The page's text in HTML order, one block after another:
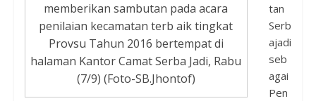
memberikan sambutan pada acara
penilaian kecamatan terb aik tingkat
Provsu Tahun 2016 bertempat di
halaman Kantor Camat Serba Jadi, Rabu
(7/9) (Foto-SB.Jhontof)
tan
Serb
ajadi
seb
agai
Pen